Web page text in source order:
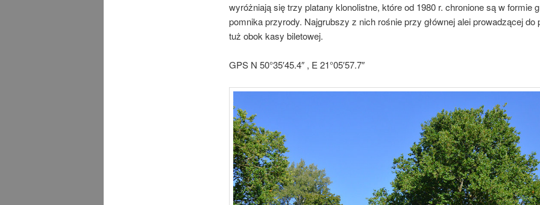
wyróżniają się trzy platany klonolistne, które od 1980 r. chronione są w formie
pomnika przyrody. Najgrubszy z nich rośnie przy głównej alei prowadzącej do
tuż obok kasy biletowej.
GPS N 50°35′45.4″ , E 21°05′57.7″